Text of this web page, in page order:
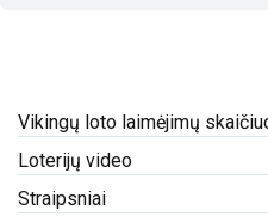
Vikingų loto laimėjimų
Loterijų video
Straipsniai